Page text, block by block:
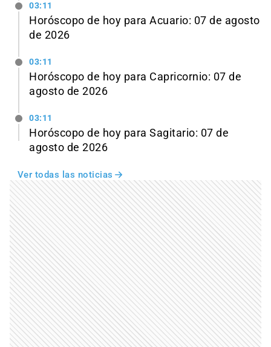
03:11
Horóscopo de hoy para Acuario: 07 de agosto
de 2026
03:11
Horóscopo de hoy para Capricornio: 07 de
agosto de 2026
03:11
Horóscopo de hoy para Sagitario: 07 de
agosto de 2026
Ver todas las noticias